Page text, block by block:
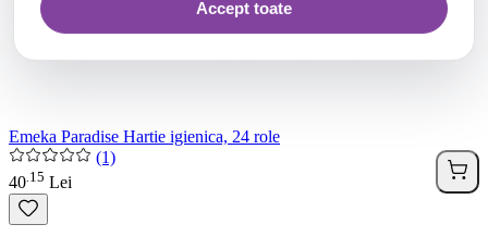
Accept toate
Emeka Paradise Hartie igienica, 24 role
(1)
40 15 Lei